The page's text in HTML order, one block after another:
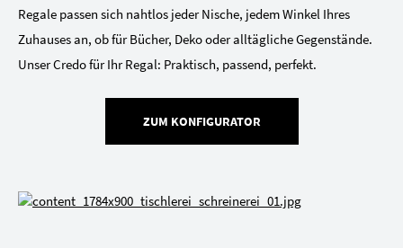
Regale passen sich nahtlos jeder Nische, jedem Winkel Ihres
Zuhauses an, ob für Bücher, Deko oder alltägliche Gegenstände.
Unser Credo für Ihr Regal: Praktisch, passend, perfekt.
ZUM KONFIGURATOR